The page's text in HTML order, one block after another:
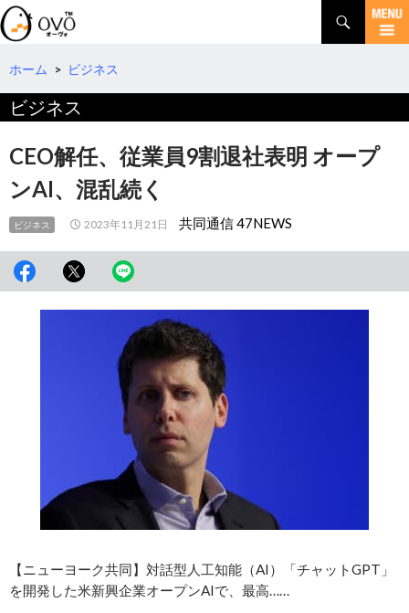
検
索
コ
テ
へ
動
ホーム > ビジネス
ビジネス
CEO解任、従業員9割退社表明 オープ
ンAI、混乱続く
ビジネス 2023年11月21日 共同通信 47NEWS
【ニューヨーク共同】対話型人工知能（AI）「チャットGPT」
を開発した米新興企業オープンAIで、最高……